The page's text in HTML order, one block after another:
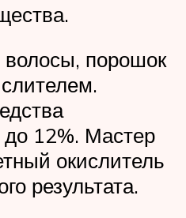
волосы, порошок
до 12%. Мастер
окислитель
результата.